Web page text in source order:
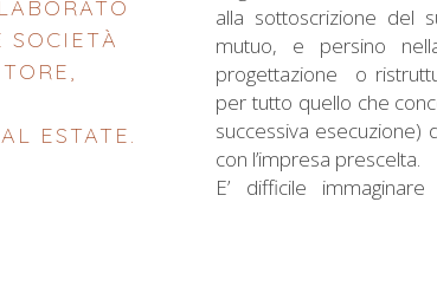
SOCIETÀ
ESTATE.
alla sottoscrizione del
mutuo, e persino
progettazione o
per tutto quello che
successiva esecuzione)
con l’impresa prescelta.
E’ difficile